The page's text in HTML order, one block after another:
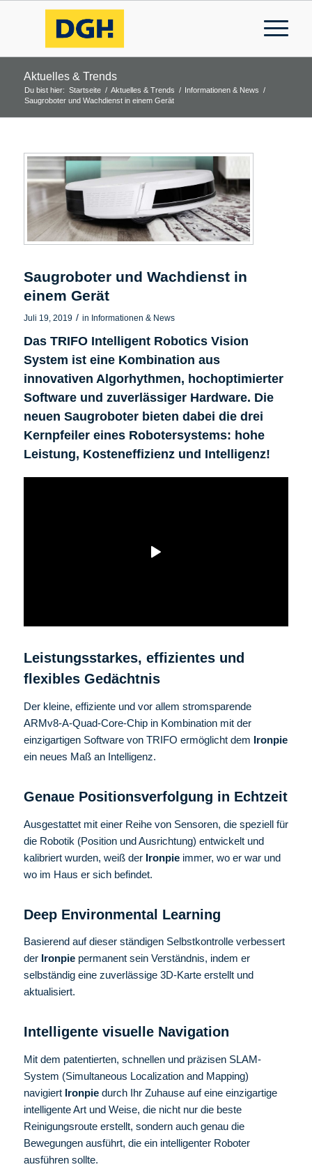
Aktuelles & Trends
Du bist hier: Startseite / Aktuelles & Trends / Informationen & News /
Saugroboter und Wachdienst in einem Gerät
Saugroboter und Wachdienst in
einem Gerät
Juli 19, 2019 / in Informationen & News
Das TRIFO Intelligent Robotics Vision
System ist eine Kombination aus
innovativen Algorhythmen, hochoptimierter
Software und zuverlässiger Hardware. Die
neuen Saugroboter bieten dabei die drei
Kernpfeiler eines Robotersystems: hohe
Leistung, Kosteneffizienz und Intelligenz!
Leistungsstarkes, effizientes und
flexibles Gedächtnis
Der kleine, effiziente und vor allem stromsparende
ARMv8-A-Quad-Core-Chip in Kombination mit der
einzigartigen Software von TRIFO ermöglicht dem Ironpie
ein neues Maß an Intelligenz.
Genaue Positionsverfolgung in Echtzeit
Ausgestattet mit einer Reihe von Sensoren, die speziell für
die Robotik (Position und Ausrichtung) entwickelt und
kalibriert wurden, weiß der Ironpieimmer, wo er war und
wo im Haus er sich befindet.
Deep Environmental Learning
Basierend auf dieser ständigen Selbstkontrolle verbessert
der Ironpiepermanent sein Verständnis, indem er
selbständig eine zuverlässige 3D-Karte erstellt und
aktualisiert.
Intelligente visuelle Navigation
Mit dem patentierten, schnellen und präzisen SLAM-
System (Simultaneous Localization and Mapping)
navigiert Ironpiedurch Ihr Zuhause auf eine einzigartige
intelligente Art und Weise, die nicht nur die beste
Reinigungsroute erstellt, sondern auch genau die
Bewegungen ausführt, die ein intelligenter Roboter
ausführen sollte.